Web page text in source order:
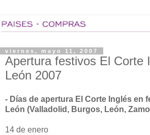
viernes, mayo 11, 2007
Apertura festivos El Corte
León 2007
- Días de apertura El Corte Inglés en
León (Valladolid, Burgos, León,
14 de enero